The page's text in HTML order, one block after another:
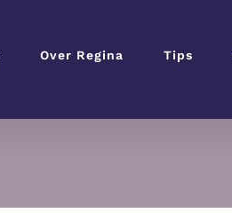
Over Regina Tips